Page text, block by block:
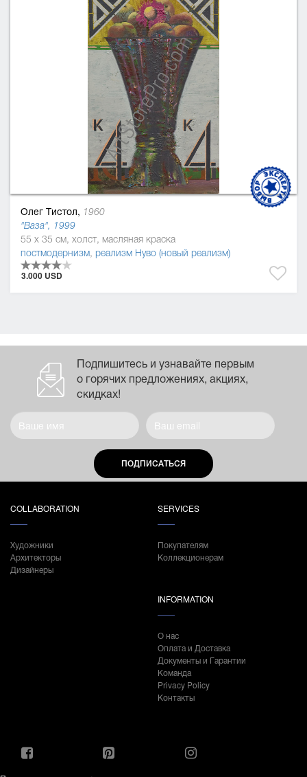
Олег Тистол, 1960
"Ваза", 1999
55 x 35 см, холст, масляная краска
постмодернизм, реализм Нуво (новый реализм)
3.000 USD
Подпишитесь и узнавайте первым
о горячих предложениях, акциях,
скидках!
ПОДПИСАТЬСЯ
COLLABORATION
Художники
Архитекторы
Дизайнеры
SERVICES
Покупателям
Коллекционерам
INFORMATION
О нас
Оплата и Доставка
Документы и Гарантии
Команда
Privacy Policy
Контакты